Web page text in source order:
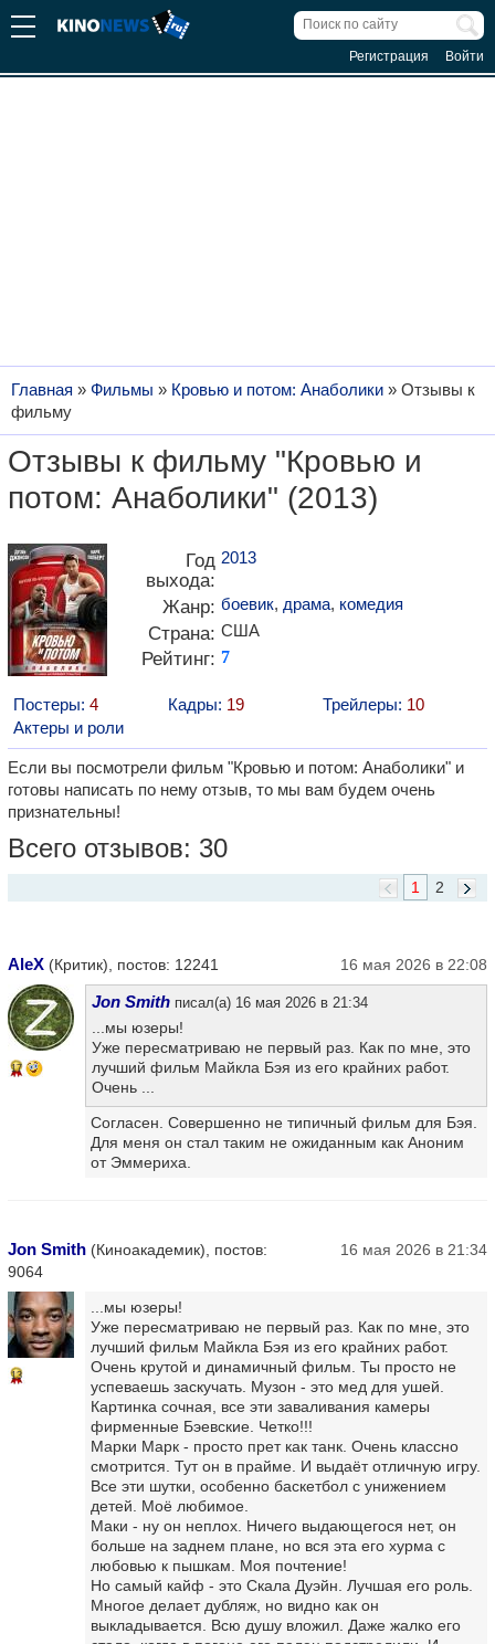
Регистрация Войти
Главная » Фильмы » Кровью и потом: Анаболики » Отзывы к
фильму
Отзывы к фильму "Кровью и
потом: Анаболики" (2013)
Год
выхода:
2013
Жанр: боевик, драма, комедия
Страна: США
Рейтинг: 7
Постеры: 4 Кадры: 19 Трейлеры: 10
Актеры и роли
Если вы посмотрели фильм "Кровью и потом: Анаболики" и
готовы написать по нему отзыв, то мы вам будем очень
признательны!
Всего отзывов: 30
2
1
AleX (Критик), постов: 12241 16 мая 2026 в 22:08
17
Jon Smith писал(а) 16 мая 2026 в 21:34
...мы юзеры!
Уже пересматриваю не первый раз. Как по мне, это
лучший фильм Майкла Бэя из его крайних работ.
Очень ...
Согласен. Совершенно не типичный фильм для Бэя.
Для меня он стал таким не ожиданным как Аноним
от Эммериха.
Jon Smith (Киноакадемик), постов:
9064
16 мая 2026 в 21:34
13
...мы юзеры!
Уже пересматриваю не первый раз. Как по мне, это
лучший фильм Майкла Бэя из его крайних работ.
Очень крутой и динамичный фильм. Ты просто не
успеваешь заскучать. Музон - это мед для ушей.
Картинка сочная, все эти заваливания камеры
фирменные Бэевские. Четко!!!
Марки Марк - просто прет как танк. Очень классно
смотрится. Тут он в прайме. И выдаёт отличную игру.
Все эти шутки, особенно баскетбол с унижением
детей. Моё любимое.
Маки - ну он неплох. Ничего выдающегося нет, он
больше на заднем плане, но вся эта его хурма с
любовью к пышкам. Моя почтение!
Но самый кайф - это Скала Дуэйн. Лучшая его роль.
Многое делает дубляж, но видно как он
выкладывается. Всю душу вложил. Даже жалко его